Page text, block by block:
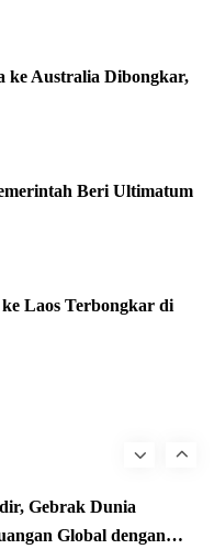
AI Global
Raih Penghargaan
Gebrak Dunia
Global dengan
ke Australia Dibongkar,
Beri Ultimatum
Laos Terbongkar di